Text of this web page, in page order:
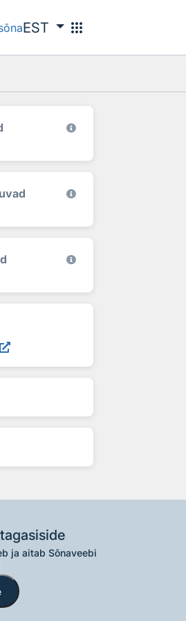
EST apps
ja aitab Sõnaveebi